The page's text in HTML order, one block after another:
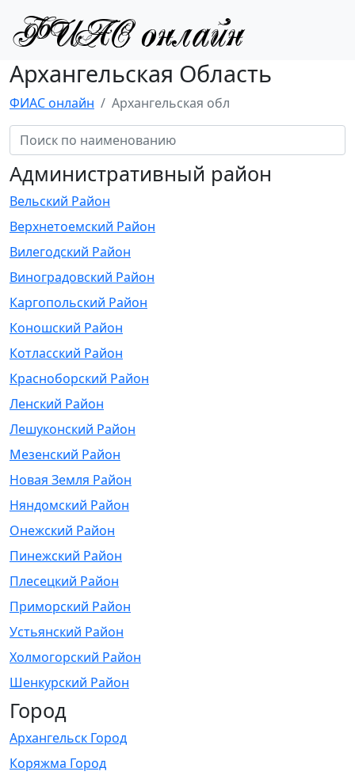
Архангельская Область
ФИАС онлайн Архангельская обл
Административный район
Вельский Район
Верхнетоемский Район
Вилегодский Район
Виноградовский Район
Каргопольский Район
Коношский Район
Котласский Район
Красноборский Район
Ленский Район
Лешуконский Район
Мезенский Район
Новая Земля Район
Няндомский Район
Онежский Район
Пинежский Район
Плесецкий Район
Приморский Район
Устьянский Район
Холмогорский Район
Шенкурский Район
Город
Архангельск Город
Коряжма Город